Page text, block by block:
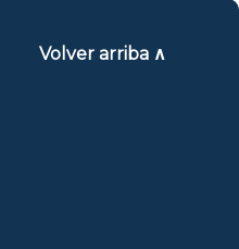
Volver arriba ∧